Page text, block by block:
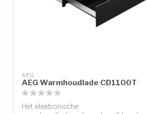
AEG
AEG Warmhoudlade CD1100T
Het elektronische